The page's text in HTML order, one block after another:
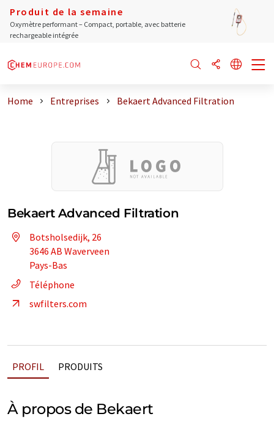
Produit de la semaine
Oxymètre performant – Compact, portable, avec batterie
rechargeable intégrée
Home Entreprises Bekaert Advanced Filtration
Bekaert Advanced Filtration
Botsholsedijk, 26
3646 AB Waverveen
Pays-Bas
Téléphone
swfilters.com
PROFIL PRODUITS
À propos de Bekaert